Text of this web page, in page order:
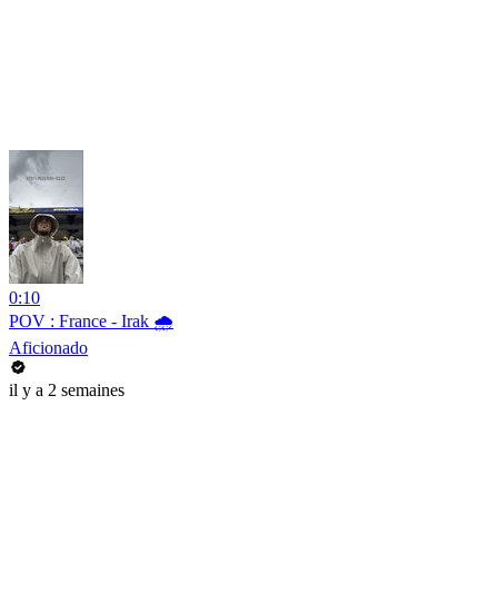
0:10
POV : France - Irak 🌧️
Aficionado
il y a 2 semaines